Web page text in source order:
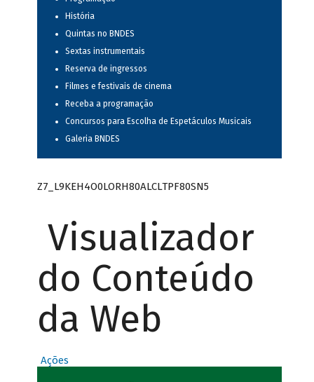
História
Quintas no BNDES
Sextas instrumentais
Reserva de ingressos
Filmes e festivais de cinema
Receba a programação
Concursos para Escolha de Espetáculos Musicais
Galeria BNDES
Z7_L9KEH4O0LORH80ALCLTPF80SN5
Visualizador
do Conteúdo
da Web
Ações